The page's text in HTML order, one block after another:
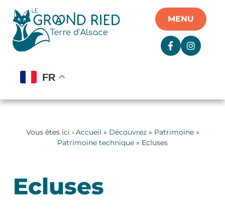
MENU
FR
Vous êtes ici › Accueil » Découvrez» Patrimoine»
Patrimoine technique » Ecluses
Ecluses
Panneau de gestion des cookies